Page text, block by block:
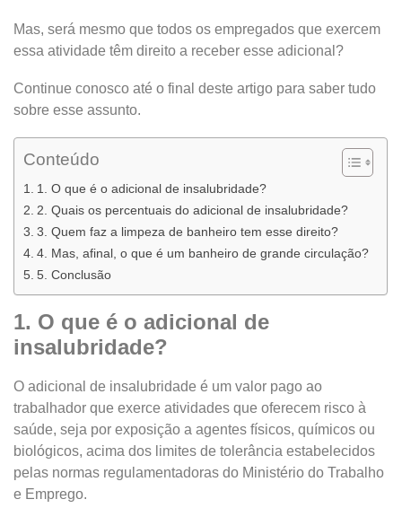
Mas, será mesmo que todos os empregados que exercem
essa atividade têm direito a receber esse adicional?
Continue conosco até o final deste artigo para saber tudo
sobre esse assunto.
Conteúdo
1. O que é o adicional de insalubridade?
2. Quais os percentuais do adicional de insalubridade?
3. Quem faz a limpeza de banheiro tem esse direito?
4. Mas, afinal, o que é um banheiro de grande circulação?
5. Conclusão
1. O que é o adicional de
insalubridade?
O adicional de insalubridade é um valor pago ao
trabalhador que exerce atividades que oferecem risco à
saúde, seja por exposição a agentes físicos, químicos ou
biológicos, acima dos limites de tolerância estabelecidos
pelas normas regulamentadoras do Ministério do Trabalho
e Emprego.